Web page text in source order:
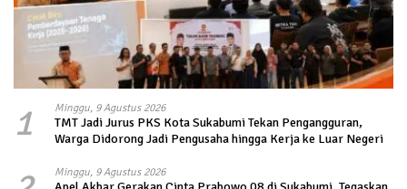
1 Minggu, 9 Agustus 2026
TMT Jadi Jurus PKS Kota Sukabumi Tekan Pengangguran,
Warga Didorong Jadi Pengusaha hingga Kerja ke Luar Negeri
Minggu, 9 Agustus 2026